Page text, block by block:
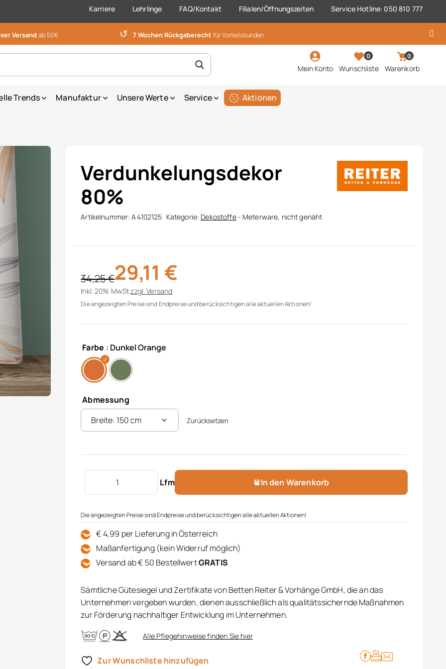
Karriere Lehrlinge FAQ/Kontakt Filialen/Öffnungszeiten Service Hotline: 050 810 777
Versand ab 50€ ↺ 7 Wochen Rückgaberecht für Vorteilskunden
Mein Konto
0
Wunschliste
0
Warenkorb
Trends Manufaktur Unsere Werte Service Aktionen
Verdunkelungsdekor
80%
Artikelnummer:A4102125 Kategorie: Dekostoffe- Meterware, nicht genäht
34,25€
Ursprünglicher Preis war: 34,25 €
29,11 €
Aktueller Preis ist: 29,11 €.
Inkl. 20% MwSt.zzgl.Versand
Die angezeigten Preise sind Endpreise und berücksichtigen alle aktuellen Aktionen!
Farbe : Dunkel Orange
Abmessung
Zurücksetzen
Lfm
Verdunkelungsdekor 80% Menge
In den Warenkorb
Die angezeigten Preise sind Endpreise und berücksichtigen alle aktuellen Aktionen!
€ 4,99 per Lieferung in Österreich
Maßanfertigung (kein Widerruf möglich)
Versand ab € 50 BestellwertGRATIS
Sämtliche Gütesiegel und Zertifikate von Betten Reiter & Vorhänge GmbH, die an das
Unternehmen vergeben wurden, dienen ausschließlich als qualitätssichernde Maßnahmen
zur Förderung nachhaltiger Entwicklung im Unternehmen.
Alle Pflegehinweise finden Sie hier
Zur Wunschliste hinzufügen